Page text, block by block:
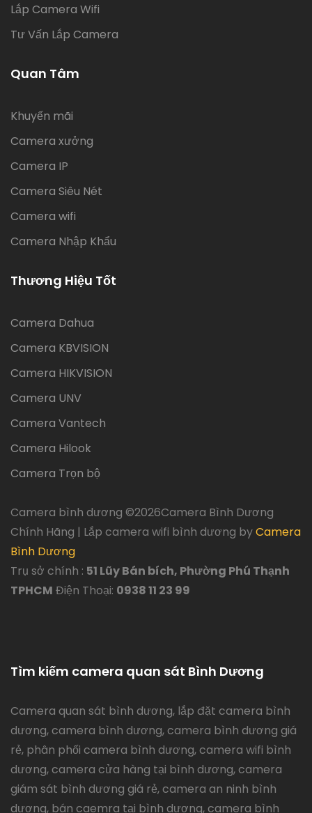
Lắp Camera Wifi
Tư Vấn Lắp Camera
Quan Tâm
Khuyến mãi
Camera xưởng
Camera IP
Camera Siêu Nét
Camera wifi
Camera Nhập Khẩu
Thương Hiệu Tốt
Camera Dahua
Camera KBVISION
Camera HIKVISION
Camera UNV
Camera Vantech
Camera Hilook
Camera Trọn bộ
Camera bình dương ©2026Camera Bình Dương
Chính Hãng | Lắp camera wifi bình dương byCamera
Bình Dương
Trụ sở chính : 51 Lũy Bán bích, Phường Phú Thạnh
TPHCM Điện Thoại: 0938 11 23 99
Tìm kiếm camera quan sát Bình Dương
Camera quan sát bình dương, lắp đặt camera bình
dương, camera bình dương, camera bình dương giá
rẻ, phân phối camera bình dương, camera wifi bình
dương, camera cửa hàng tại bình dương, camera
giám sát bình dương giá rẻ, camera an ninh bình
dương, bán caemra tại bình dương, camera bình